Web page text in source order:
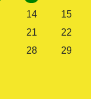
14
15
21
22
28
29